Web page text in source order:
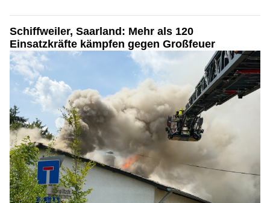
Schiffweiler, Saarland: Mehr als 120
Einsatzkräfte kämpfen gegen Großfeuer